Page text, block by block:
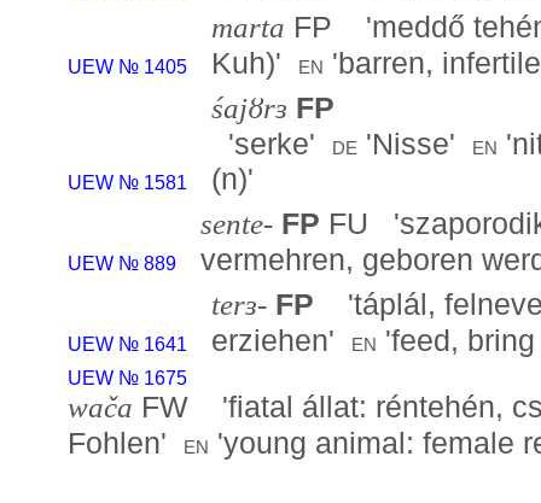
UEW № 1405
marta FP 'meddő
Kuh)' en 'barren,
UEW № 1581
śajȣrɜ FP
'serke' de 'Nisse' en '
(n)'
UEW № 889
sente- FP FU '
vermehren, geboren
UEW № 1641
terɜ- FP 'táplál,
erziehen' en 'feed,
UEW № 1675
wača FW 'fiatal állat: réntehén,
Fohlen' en 'young animal: female